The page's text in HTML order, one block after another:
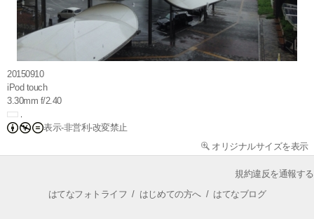
20150910
iPod touch
3.30mm f/2.40
表示-非営利-改変禁止
オリジナルサイズを表示
規約違反を通報する
はてなフォトライフ / はじめての方へ/ はてなブログ